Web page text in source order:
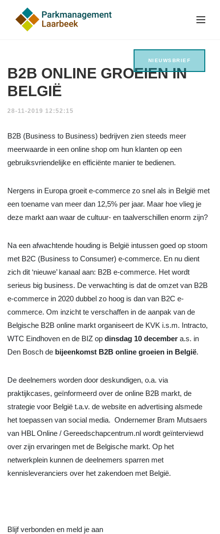
B2B ONLINE GROEIEN IN
BELGIË
28-11-2019 12:52:15
B2B (Business to Business) bedrijven zien steeds meer
meerwaarde in een online shop om hun klanten op een
gebruiksvriendelijke en efficiënte manier te bedienen.
Nergens in Europa groeit e-commerce zo snel als in België met
een toename van meer dan 12,5% per jaar. Maar hoe vlieg je
deze markt aan waar de cultuur- en taalverschillen enorm zijn?
Na een afwachtende houding is België intussen goed op stoom
met B2C (Business to Consumer) e-commerce. En nu dient
zich dit ‘nieuwe’ kanaal aan: B2B e-commerce. Het wordt
serieus big business. De verwachting is dat de omzet van B2B
e-commerce in 2020 dubbel zo hoog is dan van B2C e-
commerce. Om inzicht te verschaffen in de aanpak van de
Belgische B2B online markt organiseert de KVK i.s.m. Intracto,
WTC Eindhoven en de BIZ op dinsdag 10 december a.s. in
Den Bosch de bijeenkomst B2B online groeien in België.
De deelnemers worden door deskundigen, o.a. via
praktijkcases, geïnformeerd over de online B2B markt, de
strategie voor België t.a.v. de website en advertising alsmede
het toepassen van social media. Ondernemer Bram Mutsaers
van HBL Online / Gereedschapcentrum.nl wordt geïnterviewd
over zijn ervaringen met de Belgische markt. Op het
netwerkplein kunnen de deelnemers sparren met
kennisleveranciers over het zakendoen met België.
Blijf verbonden en meld je aan
NIEUWSBRIEF